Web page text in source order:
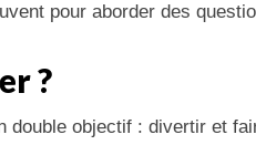
pour aborder des
?
double objectif : divertir et